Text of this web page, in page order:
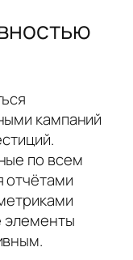
кампаний
по всем
отчётами
элементы